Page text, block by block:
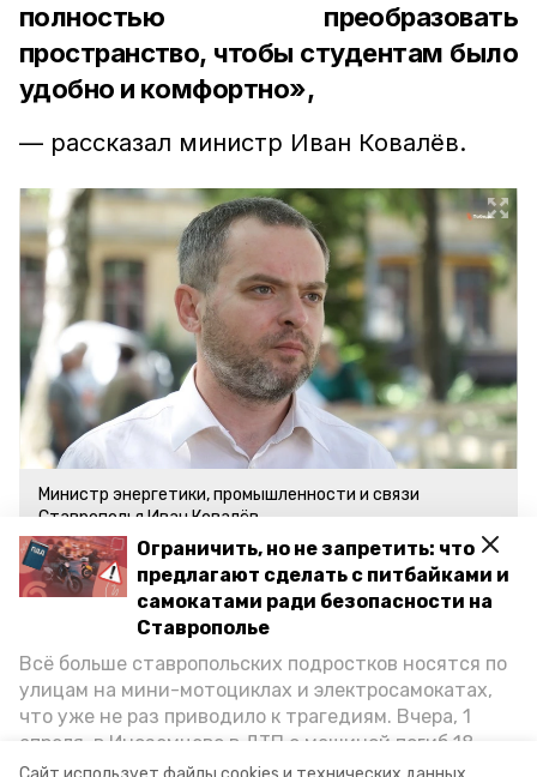
Ограничить, но не запретить: что
предлагают сделать с питбайками и
самокатами ради безопасности на
Ставрополье
Всё больше ставропольских подростков носятся по
улицам на мини-мотоциклах и электросамокатах,
что уже не раз приводило к трагедиям. Вчера, 1
апреля, в Иноземцево в ДТП с машиной погиб 18-
летний пассажир питбайка, катавшийся без шлема.
полностью преобразовать
пространство, чтобы студентам было
удобно и комфортно»,
— рассказал министр Иван Ковалёв.
Министр энергетики, промышленности и связи
Ставрополья Иван Ковалёв
Фото: ИА «Победа26»
Ранее сообщалось, что капитальный
ремонт
в школе с. Кочубеевского.